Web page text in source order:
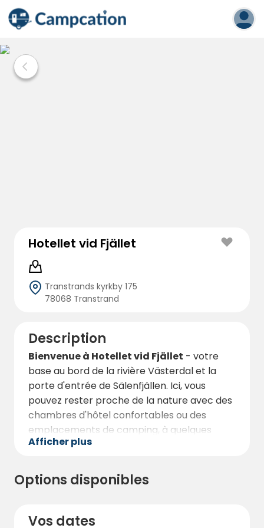
Hotellet vid Fjället
Transtrands kyrkby 175
78068 Transtrand
Description
Bienvenue à Hotellet vid Fjället - votre
base au bord de la rivière Västerdal et la
porte d'entrée de Sälenfjällen. Ici, vous
pouvez rester proche de la nature avec des
chambres d'hôtel confortables ou des
emplacements de camping, à quelques
minutes seulement des pistes de ski, des
Vasaloppet. Un hébergement pour la
détente et l'aventure, tout au long de
L**'hôtel Fjället** est magnifiquement situé
Afficher plus
Options disponibles
Vos dates